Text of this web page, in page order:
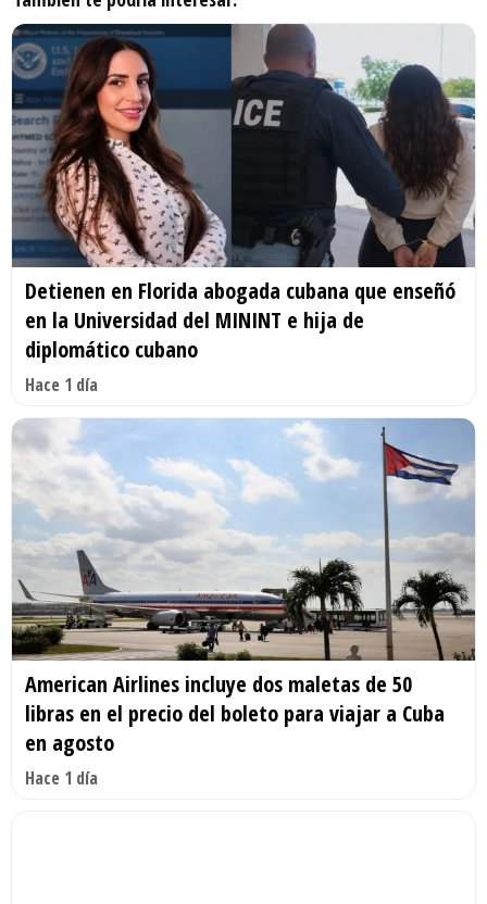
Detienen en Florida abogada cubana que enseñó
en la Universidad del MININT e hija de
diplomático cubano
Hace 1 día
American Airlines incluye dos maletas de 50
libras en el precio del boleto para viajar a Cuba
en agosto
Hace 1 día